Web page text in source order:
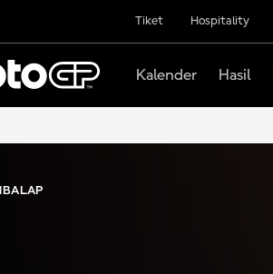
Tiket Hospitality
Kalender Hasil